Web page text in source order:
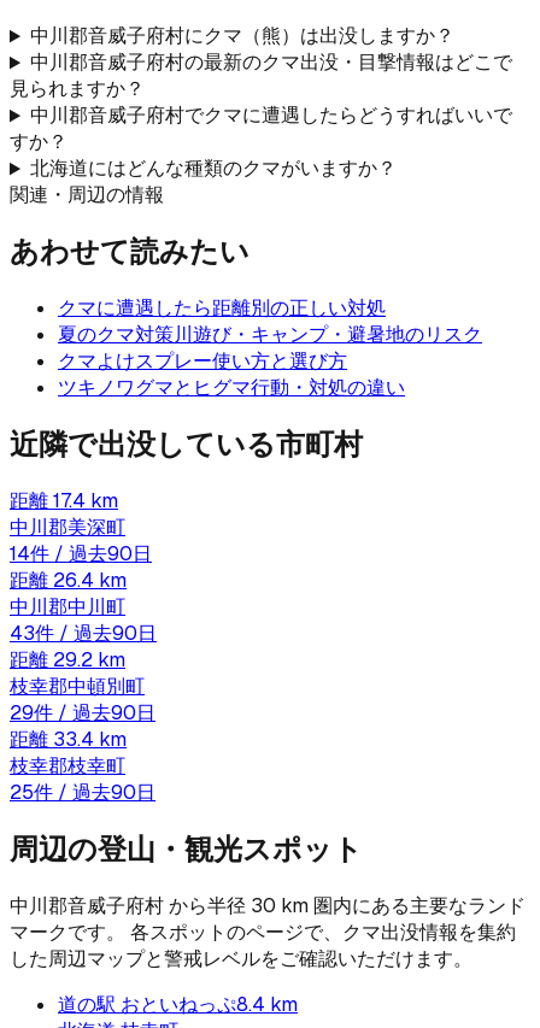
中川郡音威子府村にクマ（熊）は出没しますか？
中川郡音威子府村の最新のクマ出没・目撃情報はどこで
見られますか？
中川郡音威子府村でクマに遭遇したらどうすればいいで
すか？
北海道にはどんな種類のクマがいますか？
関連・周辺の情報
あわせて読みたい
クマに遭遇したら距離別の正しい対処
夏のクマ対策川遊び・キャンプ・避暑地のリスク
クマよけスプレー使い方と選び方
ツキノワグマとヒグマ行動・対処の違い
近隣で出没している市町村
距離17.4 km
中川郡美深町
14件 / 過去90日
距離 26.4 km
中川郡中川町
43件 / 過去90日
距離 29.2 km
枝幸郡中頓別町
29件 / 過去90日
距離 33.4 km
枝幸郡枝幸町
25件 / 過去90日
周辺の登山・観光スポット
中川郡音威子府村から半径 30 km 圏内にある主要なランド
マークです。 各スポットのページで、クマ出没情報を集約
した周辺マップと警戒レベルをご確認いただけます。
道の駅 おといねっぷ8.4 km